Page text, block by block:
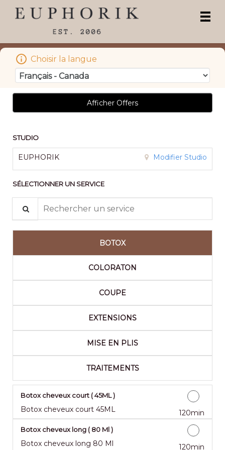
Menu
.
Choisir la langue
Afficher Offers
STUDIO
EUPHORIK Modifier Studio
SÉLECTIONNER UN SERVICE
BOTOX
COLORATON
COUPE
EXTENSIONS
MISE EN PLIS
TRAITEMENTS
Botox cheveux court ( 45ML )
Botox cheveux court 45ML 120min
Botox cheveux long ( 80 Ml )
Botox cheveux long 80 Ml 120min